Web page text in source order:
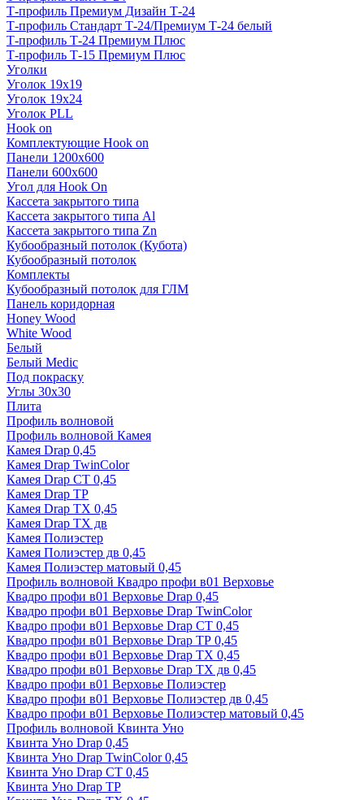
Т-профиль Премиум Дизайн Т-24
Т-профиль Стандарт Т-24/Премиум Т-24 белый
Т-профиль Т-24 Премиум Плюс
Т-профиль Т-15 Премиум Плюс
Уголки
Уголок 19х19
Уголок 19х24
Уголок PLL
Hook on
Комплектующие Hook on
Панели 1200х600
Панели 600х600
Угол для Hook On
Кассета закрытого типа
Кассета закрытого типа Al
Кассета закрытого типа Zn
Кубообразный потолок (Кубота)
Кубообразный потолок
Комплекты
Кубообразный потолок для ГЛМ
Панель коридорная
Honey Wood
White Wood
Белый
Белый Medic
Под покраску
Углы 30х30
Плита
Профиль волновой
Профиль волновой Камея
Камея Drap 0,45
Камея Drap TwinColor
Камея Drap СТ 0,45
Камея Drap ТР
Камея Drap ТХ 0,45
Камея Drap ТХ дв
Камея Полиэстер
Камея Полиэстер дв 0,45
Камея Полиэстер матовый 0,45
Профиль волновой Квадро профи в01 Верховье
Квадро профи в01 Верховье Drap 0,45
Квадро профи в01 Верховье Drap TwinColor
Квадро профи в01 Верховье Drap СТ 0,45
Квадро профи в01 Верховье Drap ТР 0,45
Квадро профи в01 Верховье Drap ТХ 0,45
Квадро профи в01 Верховье Drap ТХ дв 0,45
Квадро профи в01 Верховье Полиэстер
Квадро профи в01 Верховье Полиэстер дв 0,45
Квадро профи в01 Верховье Полиэстер матовый 0,45
Профиль волновой Квинта Уно
Квинта Уно Drap 0,45
Квинта Уно Drap TwinColor 0,45
Квинта Уно Drap СТ 0,45
Квинта Уно Drap ТР